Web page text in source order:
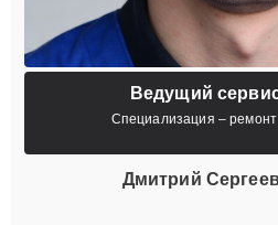
Ведущий
Специализация – ремонт
Дмитрий